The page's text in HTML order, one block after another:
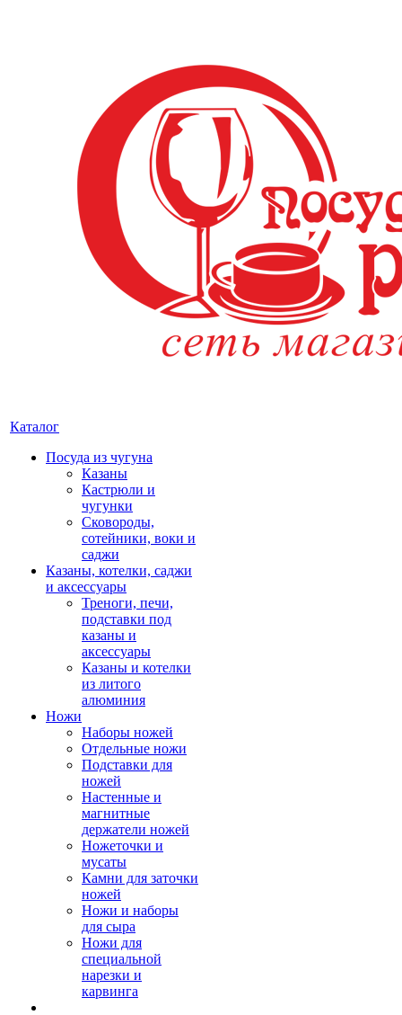
Каталог
Посуда из чугуна
Казаны
Кастрюли и
чугунки
Сковороды,
сотейники, воки и
саджи
Казаны, котелки, саджи
и аксессуары
Треноги, печи,
подставки под
казаны и
аксессуары
Казаны и котелки
из литого
алюминия
Ножи
Наборы ножей
Отдельные ножи
Подставки для
ножей
Настенные и
магнитные
держатели ножей
Ножеточки и
мусаты
Камни для заточки
ножей
Ножи и наборы
для сыра
Ножи для
специальной
нарезки и
карвинга